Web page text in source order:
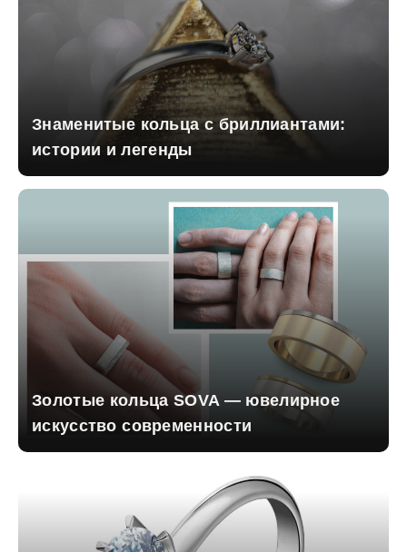
Знаменитые кольца с бриллиантами:
истории и легенды
Золотые кольца SOVA — ювелирное
искусство современности